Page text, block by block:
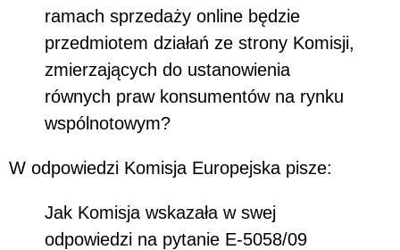
ramach sprzedaży online będzie
przedmiotem działań ze strony Komisji,
zmierzających do ustanowienia
równych praw konsumentów na rynku
wspólnotowym?
W odpowiedzi Komisja Europejska pisze:
Jak Komisja wskazała w swej
odpowiedzi na pytanie E-5058/09